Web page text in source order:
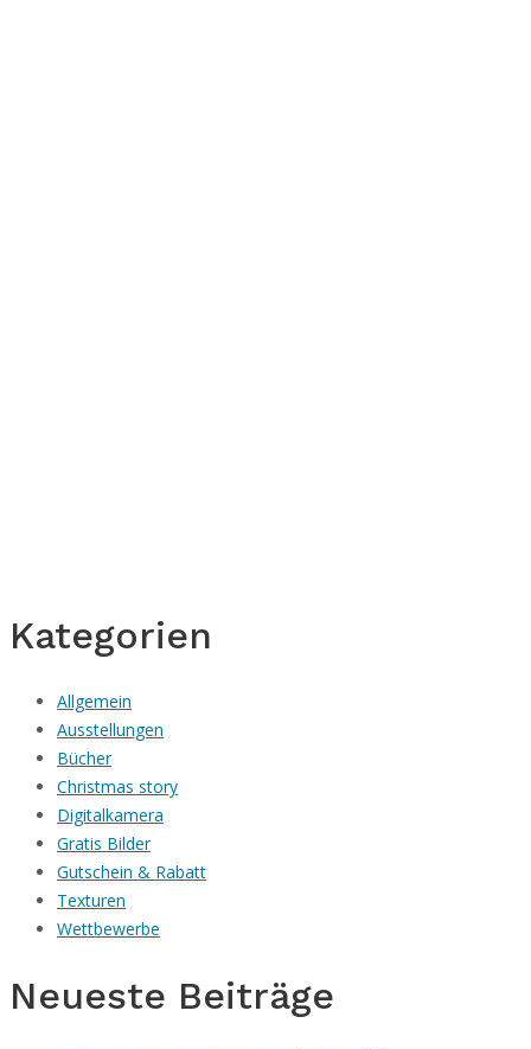
Kategorien
Allgemein
Ausstellungen
Bücher
Christmas story
Digitalkamera
Gratis Bilder
Gutschein & Rabatt
Texturen
Wettbewerbe
Neueste Beiträge